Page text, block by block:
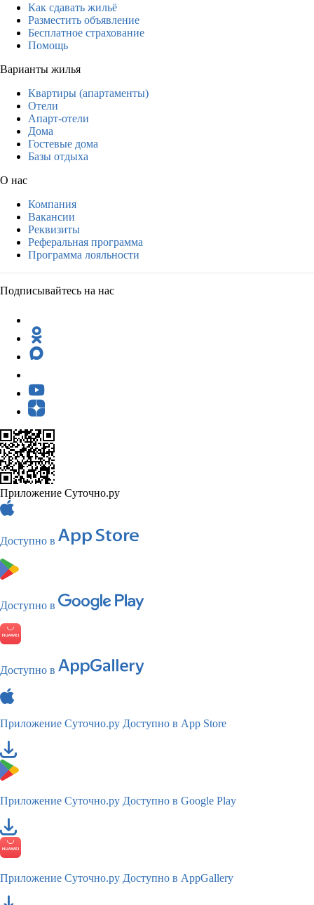
Как сдавать жильё
Разместить объявление
Бесплатное страхование
Помощь
Варианты жилья
Квартиры (апартаменты)
Отели
Апарт-отели
Дома
Гостевые дома
Базы отдыха
О нас
Компания
Вакансии
Реквизиты
Реферальная программа
Программа лояльности
Подписывайтесь на нас
Приложение Суточно.ру
Доступно в
Доступно в
Доступно в
Приложение Суточно.ру Доступно в App Store
Приложение Суточно.ру Доступно в Google Play
Приложение Суточно.ру Доступно в AppGallery